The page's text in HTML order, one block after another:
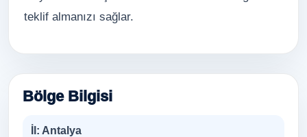
teklif almanızı sağlar.
Bölge Bilgisi
İl: Antalya